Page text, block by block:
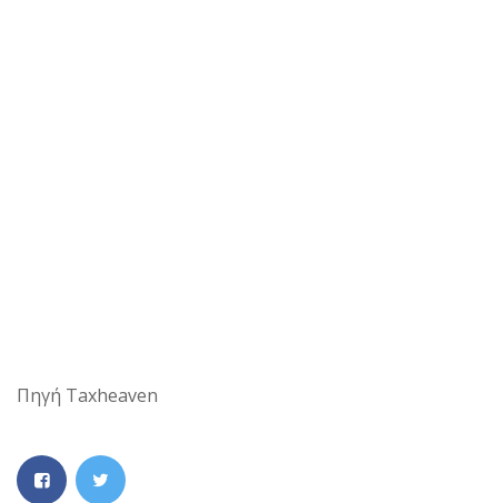
Πηγή Taxheaven